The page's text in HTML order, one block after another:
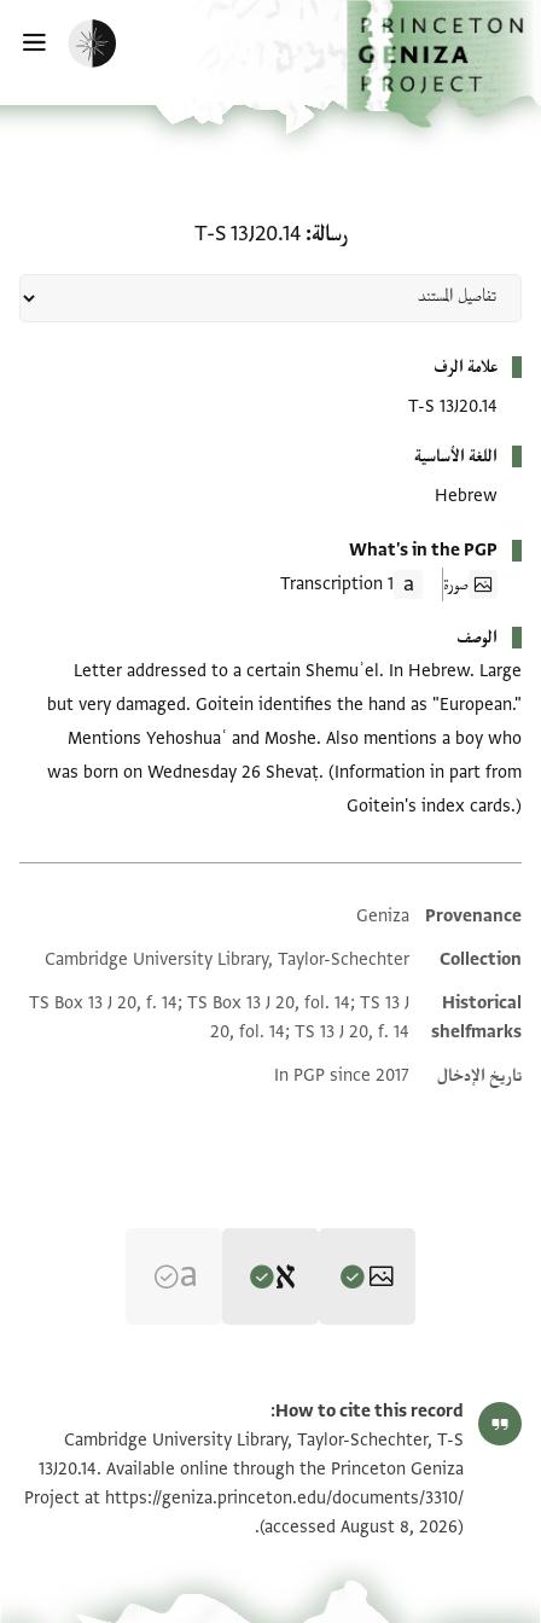
إلى المحتوى الرئيسي
الرئيسية
تفعيل الوضع المظلم
رسالة T-S 13J20.14
علامة الرف
T-S 13J20.14
اللغة الأساسية
Hebrew
What's in the PGP
صورة
1 Transcription
الوصف
Letter addressed to a certain Shemuʾel. In Hebrew. Large
but very damaged. Goitein identifies the hand as "European."
Mentions Yehoshuaʿ and Moshe. Also mentions a boy who
was born on Wednesday 26 Shevaṭ. (Information in part from
Goitein's index cards.)
Additional metadata
Provenance
Geniza
Collection
Cambridge University Library, Taylor-Schechter
Historical
shelfmarks
TS Box 13 J 20, f. 14; TS Box 13 J 20, fol. 14; TS 13 J
20, fol. 14; TS 13 J 20, f. 14
تاريخ الإدخال
In PGP since 2017
S. D. Goitein's unpublished edition (1950–85), with minor
emendations by Alan Elbaum (10/2025).
. . . . ף בברכות תמוכות . . [ . . . . . . . . . . . . . . . . . . . . .
. . . . .
. . . . . . . ]כות . . . . . . . . . [ . . . . . . . . . . . . . . . . . . . . .
. . . . . . . . . . . . . . בעליל [ . . . . . . . . . . . . . . . . . . . . . .
T-S 13J20.14 1v تكبير و تدوير
بيان أذونات الصورة
How to cite this record:
Cambridge University Library, Taylor-Schechter, T-S
13J20.14. Available online through the Princeton Geniza
Project athttps://geniza.princeton.edu/documents/3310/
(accessed August 8, 2026).